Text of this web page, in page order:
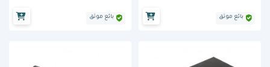
بائع موثق بائع موثق